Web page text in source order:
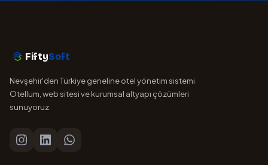
FiftySoft
Nevşehir'den Türkiye geneline otel yönetim sistemi
Otellum, web sitesi ve kurumsal altyapı çözümleri
sunuyoruz.